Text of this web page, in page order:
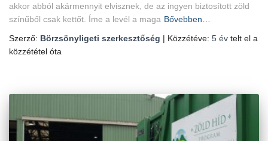
akkor abból akármennyit elvisznek, de az ingyen biztosított zöld
színűből csak kettőt. Íme a levél a maga Bővebben…
Szerző: Börzsönyligeti szerkesztőség | Közzétéve: 5 év telt el a
közzététel óta